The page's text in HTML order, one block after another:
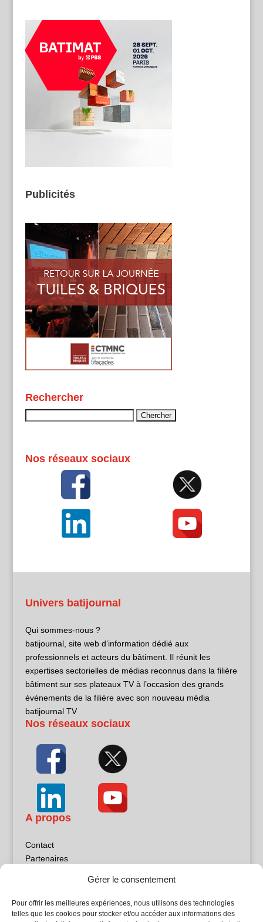
Gérer le consentement
Pour offrir les meilleures expériences, nous utilisons des technologies
telles que les cookies pour stocker et/ou accéder aux informations des
Publicités
Rechercher
Nos réseaux sociaux
Univers batijournal
Qui sommes-nous ?
batijournal, site web d’information dédié aux
professionnels et acteurs du bâtiment. Il réunit les
expertises sectorielles de médias reconnus dans la filière
bâtiment sur ses plateaux TV à l’occasion des grands
événements de la filière avec son nouveau média
batijournal TV
Nos réseaux sociaux
A propos
Contact
Partenaires
Politique de confidentialité
Sites partenaires